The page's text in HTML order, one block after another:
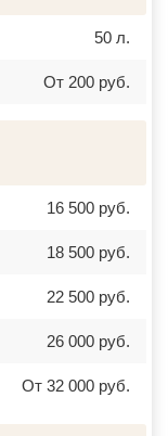
50 л.
От 200 руб.
16 500 руб.
18 500 руб.
22 500 руб.
26 000 руб.
От 32 000 руб.